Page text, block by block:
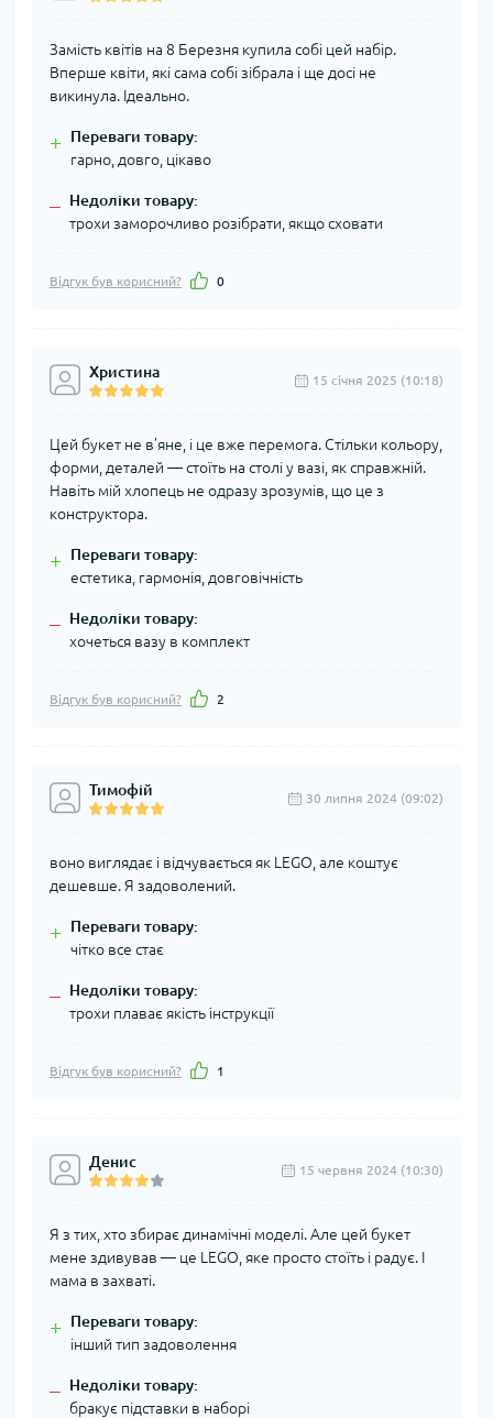
Замість квітів на 8 Березня купила собі цей набір.
Вперше квіти, які сама собі зібрала і ще досі не
викинула. Ідеально.
+ Переваги товару:
гарно, довго, цікаво
– Недоліки товару:
трохи заморочливо розібрати, якщо сховати
Відгук був корисний? 0
Христина 15 cічня 2025 (10:18)
Цей букет не в’яне, і це вже перемога. Стільки кольору,
форми, деталей — стоїть на столі у вазі, як справжній.
Навіть мій хлопець не одразу зрозумів, що це з
конструктора.
+ Переваги товару:
естетика, гармонія, довговічність
– Недоліки товару:
хочеться вазу в комплект
Відгук був корисний? 2
Тимофій 30 липня 2024 (09:02)
воно виглядає і відчувається як LEGO, але коштує
дешевше. Я задоволений.
+ Переваги товару:
чітко все стає
– Недоліки товару:
трохи плаває якість інструкції
Відгук був корисний? 1
Денис 15 червня 2024 (10:30)
Я з тих, хто збирає динамічні моделі. Але цей букет
мене здивував — це LEGO, яке просто стоїть і радує. І
мама в захваті.
+ Переваги товару:
інший тип задоволення
– Недоліки товару:
бракує підставки в наборі